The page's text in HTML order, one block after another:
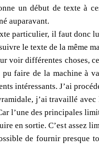
un début de texte à
auparavant.
particulier, il faut donc
le texte de la même
voir différentes choses,
faire de la machine à
intéressants. J’ai
j’ai travaillé
l’une des principales
en sortie. C’est assez
de fournir presque